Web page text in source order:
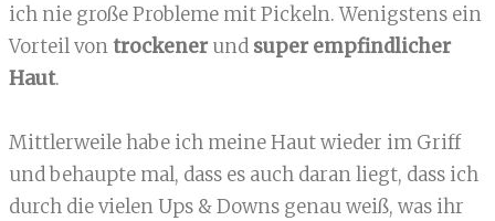
ich nie große Probleme mit Pickeln. Wenigstens ein
Vorteil vontrockenerund super empfindlicher
Haut.
Mittlerweile habe ich meine Haut wieder im Griff
und behaupte mal, dass es auch daran liegt, dass ich
durch die vielen Ups & Downs genau weiß, was ihr